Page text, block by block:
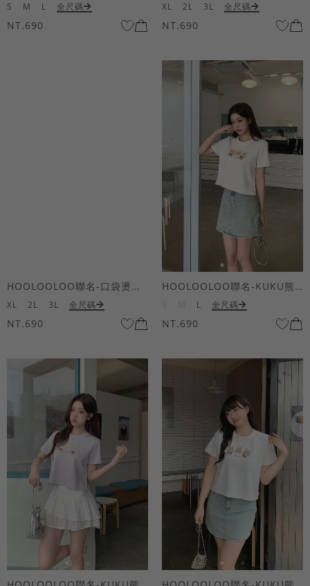
S M L 全尺碼
NT.690
XL 2L 3L 全尺碼
NT.690
HOOLOOLOO聯名-口袋燙金KUKU熊短袖上衣
XL 2L 3L 全尺碼
NT.690
HOOLOOLOO聯名-KUKU熊蝴蝶結短袖上衣
L 全尺碼
NT.690